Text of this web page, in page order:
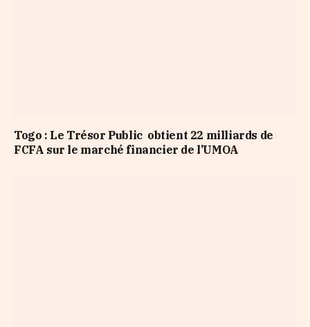
Togo : Le Trésor Public obtient 22 milliards de
FCFA sur le marché financier de l’UMOA